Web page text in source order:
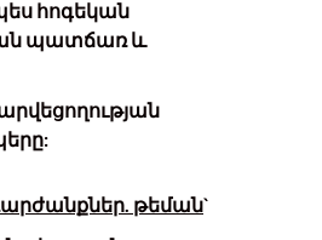
հոգեկան
պատճառ և
թեման`